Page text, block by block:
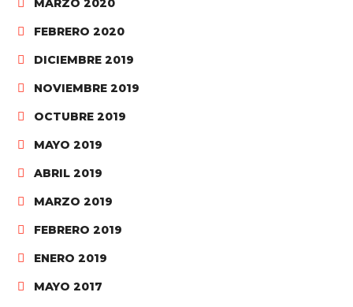
MARZO 2020
FEBRERO 2020
DICIEMBRE 2019
NOVIEMBRE 2019
OCTUBRE 2019
MAYO 2019
ABRIL 2019
MARZO 2019
FEBRERO 2019
ENERO 2019
MAYO 2017